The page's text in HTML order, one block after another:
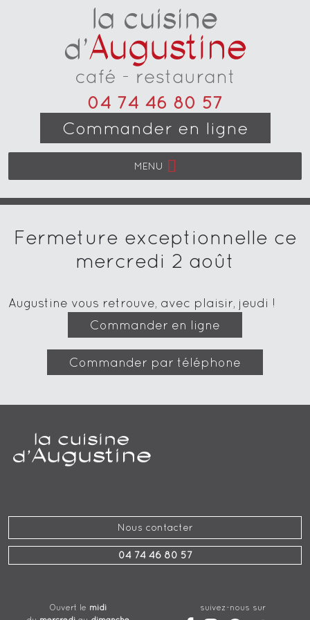
04 74 46 80 57
Commander en ligne
MENU
Fermeture exceptionnelle ce
mercredi 2 août
Augustine vous retrouve, avec plaisir, jeudi !
Commander en ligne
Commander par téléphone
Nous contacter
04 74 46 80 57
Ouvert le midi
suivez-nous sur